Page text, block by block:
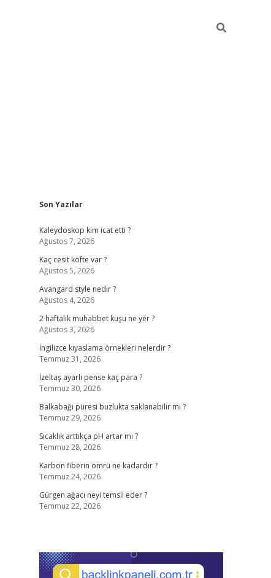
Sidebar
Son Yazılar
Kaleydoskop kim icat etti ?
Ağustos 7, 2026
Kaç cesit köfte var ?
Ağustos 5, 2026
Avangard style nedir ?
Ağustos 4, 2026
2 haftalık muhabbet kuşu ne yer ?
Ağustos 3, 2026
İngilizce kıyaslama örnekleri nelerdir ?
Temmuz 31, 2026
İzeltaş ayarlı pense kaç para ?
Temmuz 30, 2026
Balkabağı püresi buzlukta saklanabilir mi ?
Temmuz 29, 2026
Sıcaklık arttıkça pH artar mı ?
Temmuz 28, 2026
Karbon fiberin ömrü ne kadardır ?
Temmuz 24, 2026
Gürgen ağacı neyi temsil eder ?
Temmuz 22, 2026
https://hiltonbet-giris.com/